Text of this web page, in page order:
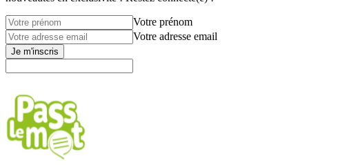
Votre prénom
Votre adresse email
Je m'inscris